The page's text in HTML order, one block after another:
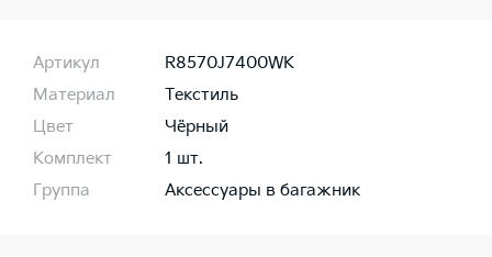
Артикул
R8570J7400WK
Материал
Текстиль
Цвет
Чёрный
Комплект
1 шт.
Группа
Аксессуары в багажник